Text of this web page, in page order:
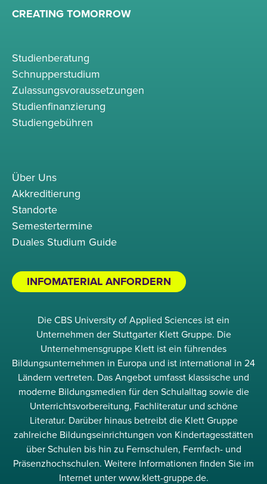
CREATING TOMORROW
Studienberatung
Schnupperstudium
Zulassungsvoraussetzungen
Studienfinanzierung
Studiengebühren
Über Uns
Akkreditierung
Standorte
Semestertermine
Duales Studium Guide
INFOMATERIAL ANFORDERN
Die CBS University of Applied Sciences ist ein
Unternehmen der Stuttgarter Klett Gruppe. Die
Unternehmensgruppe Klett ist ein führendes
Bildungsunternehmen in Europa und ist international in 24
Ländern vertreten. Das Angebot umfasst klassische und
moderne Bildungsmedien für den Schulalltag sowie die
Unterrichtsvorbereitung, Fachliteratur und schöne
Literatur. Darüber hinaus betreibt die Klett Gruppe
zahlreiche Bildungseinrichtungen von Kindertagesstätten
über Schulen bis hin zu Fernschulen, Fernfach- und
Präsenzhochschulen. Weitere Informationen finden Sie im
Internet unter www.klett-gruppe.de.